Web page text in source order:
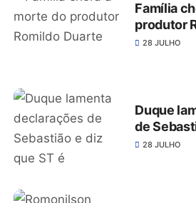
Família
produtor
28 JULHO
Duque
de
destaque
28 JULHO